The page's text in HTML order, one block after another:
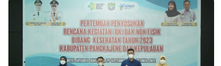
Pendidikan
Peristiwa